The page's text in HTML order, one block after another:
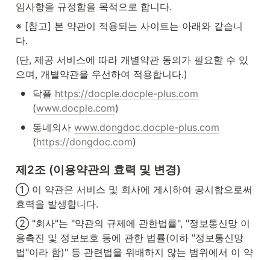
임사항을 규정함을 목적으로 합니다.
※ [참고] 본 약관이 적용되는 사이트는 아래와 같습니
다.
(단, 제공 서비스에 따라 개별약관 동의가 필요할 수 있
으며, 개별약관을 우선하여 적용합니다.)
• 닥플 https://docple.docple-plus.com
(www.docple.com)
• 동네의사 www.dongdoc.docple-plus.com
(https://dongdoc.com)
제2조 (이용약관의 효력 및 변경)
① 이 약관은 서비스 및 회사에 게시하여 공시함으로써
효력을 발생합니다.
② "회사"는 "약관의 규제에 관한법률", "정보통신망 이
용촉진 및 정보보호 등에 관한 법률(이하 "정보통신망
법"이라 함)" 등 관련법을 위배하지 않는 범위에서 이 약